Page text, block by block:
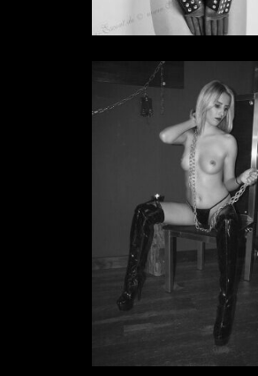
Sklavin Klawah Maleh
SKLAVIN IN HESSEN